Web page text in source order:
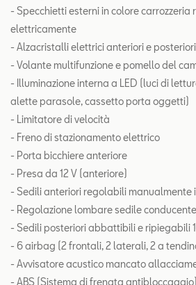
- Specchietti esterni in colore
elettricamente
- Alzacristalli elettrici anteriori e posteriori
- Volante multifunzione e pomello del
- Illuminazione interna a LED (luci di
alette parasole, cassetto porta oggetti)
- Limitatore di velocità
- Freno di stazionamento elettrico
- Porta bicchiere anteriore
- Presa da 12 V (anteriore)
- Sedili anteriori regolabili manualmente
- Regolazione lombare sedile conducente
- Sedili posteriori abbattibili e ripiegabili
- 6 airbag (2 frontali, 2 laterali, 2 a
- Avvisatore acustico mancato
- ABS (Sistema di frenata antibloccaggio)